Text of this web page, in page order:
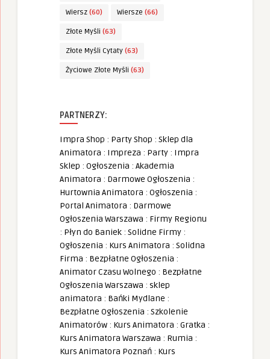
Wiersz (60) Wiersze (66)
Złote Myśli (63)
Złote Myśli Cytaty (63)
Życiowe Złote Myśli (63)
PARTNERZY:
Impra Shop : Party Shop : Sklep dla
Animatora : Impreza : Party : Impra
Sklep : Ogłoszenia : Akademia
Animatora : Darmowe Ogłoszenia :
Hurtownia Animatora : Ogłoszenia :
Portal Animatora : Darmowe
Ogłoszenia Warszawa : Firmy Regionu
: Płyn do Baniek : Solidne Firmy :
Ogłoszenia : Kurs Animatora : Solidna
Firma : Bezpłatne Ogłoszenia :
Animator Czasu Wolnego : Bezpłatne
Ogłoszenia Warszawa : sklep
animatora : Bańki Mydlane :
Bezpłatne Ogłoszenia : Szkolenie
Animatorów : Kurs Animatora : Gratka :
Kurs Animatora Warszawa : Rumia :
Kurs Animatora Poznań : Kurs